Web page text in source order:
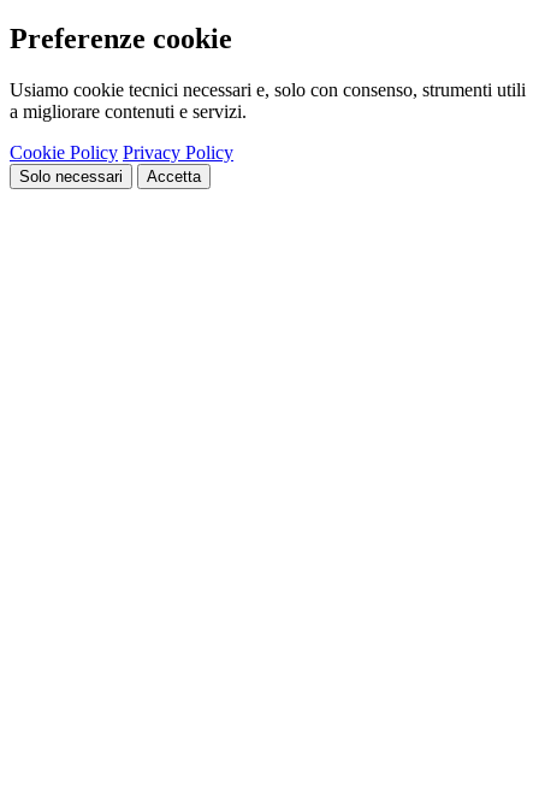
Preferenze cookie
Usiamo cookie tecnici necessari e, solo con consenso, strumenti utili
a migliorare contenuti e servizi.
Cookie Policy Privacy Policy
Solo necessari Accetta